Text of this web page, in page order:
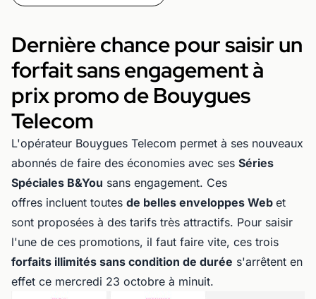
Dernière chance pour saisir un
forfait sans engagement à
prix promo de Bouygues
Telecom
L'opérateur Bouygues Telecom permet à ses nouveaux
abonnés de faire des économies avec ses Séries
Spéciales B&You sans engagement. Ces
offres incluent toutes de belles enveloppes Web et
sont proposées à des tarifs très attractifs. Pour saisir
l'une de ces promotions, il faut faire vite, ces trois
forfaits illimités sans condition de durée s'arrêtent en
effet ce mercredi 23 octobre à minuit.